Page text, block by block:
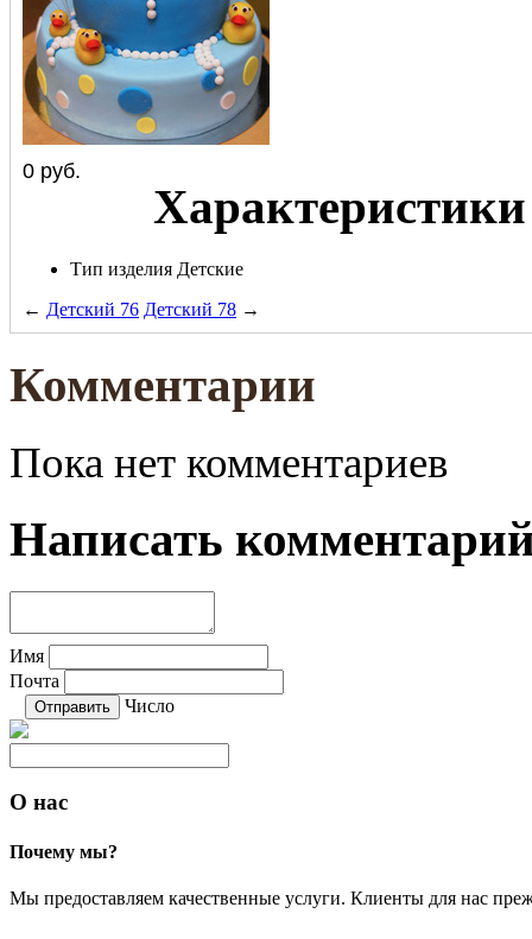
0 руб.
Характеристики
Тип изделия Детские
← Детский 76 Детский 78 →
Комментарии
Пока нет комментариев
Написать
Имя
Почта
Число
О нас
Почему мы?
Мы предоставляем качественные услуги. Клиенты для нас